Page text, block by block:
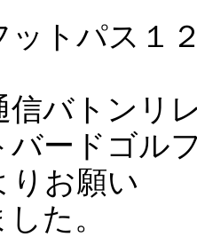
ットパス
信バトンリ
バードゴ
りお願い
た。